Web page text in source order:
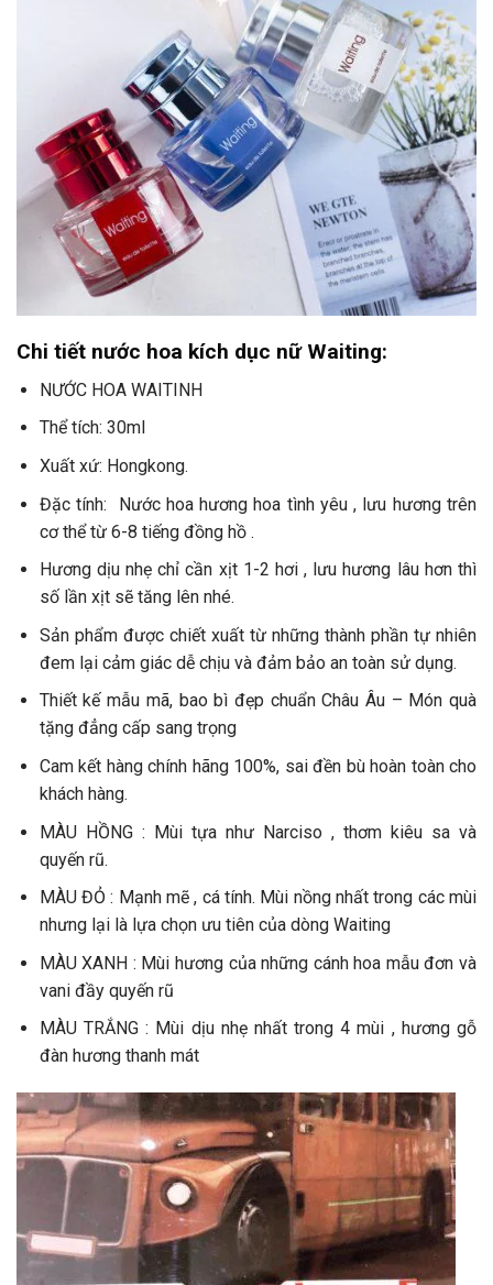
Chi tiết nước hoa kích dục nữ Waiting:
NƯỚC HOA WAITINH
Thể tích: 30ml
Xuất xứ: Hongkong.
Đặc tính: Nước hoa hương hoa tình yêu , lưu hương trên
cơ thể từ 6-8 tiếng đồng hồ .
Hương dịu nhẹ chỉ cần xịt 1-2 hơi , lưu hương lâu hơn thì
số lần xịt sẽ tăng lên nhé.
Sản phẩm được chiết xuất từ những thành phần tự nhiên
đem lại cảm giác dễ chịu và đảm bảo an toàn sử dụng.
Thiết kế mẫu mã, bao bì đẹp chuẩn Châu Âu – Món quà
tặng đẳng cấp sang trọng
Cam kết hàng chính hãng 100%, sai đền bù hoàn toàn cho
khách hàng.
MÀU HỒNG : Mùi tựa như Narciso , thơm kiêu sa và
quyến rũ.
MÀU ĐỎ : Mạnh mẽ , cá tính. Mùi nồng nhất trong các mùi
nhưng lại là lựa chọn ưu tiên của dòng Waiting
MÀU XANH : Mùi hương của những cánh hoa mẫu đơn và
vani đầy quyến rũ
MÀU TRẮNG : Mùi dịu nhẹ nhất trong 4 mùi , hương gỗ
đàn hương thanh mát